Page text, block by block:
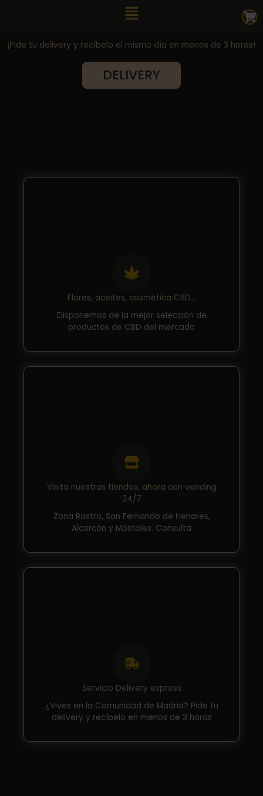
Main
Menu
¡Pide tu delivery y recíbelo el mismo día en menos de 3 horas!
DELIVERY
Flores, aceites, cosmética CBD...
Disponemos de la mejor selección de
productos de CBD del mercado
Visita nuestras tiendas, ahora con vending
24/7
Zona Rastro, San Fernando de Henares,
Alcorcón y Móstoles. Consulta
Servicio Delivery express
¿Vives en la Comunidad de Madrid? Pide tu
delivery y recíbelo en menos de 3 horas